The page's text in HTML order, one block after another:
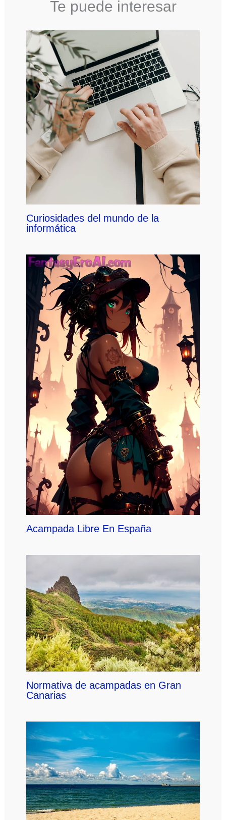
Te puede interesar
Curiosidades del mundo de la
informática
Acampada Libre En España
Normativa de acampadas en Gran
Canarias